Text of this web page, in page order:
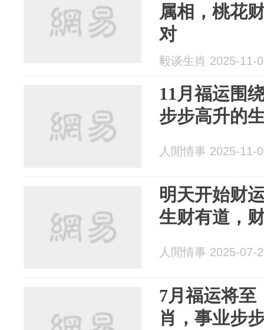
属相，桃花
对
毅谈生肖 2025-11-
11月福运围
步步高升的
人閒情事 2025-11-
明天开始财
生财有道，
人閒情事 2025-07-
7月福运将至
肖，事业步